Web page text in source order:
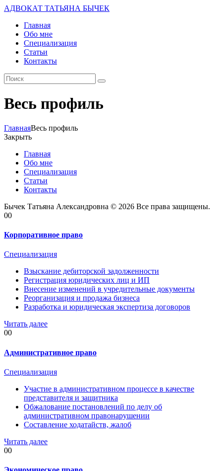
АДВОКАТ ТАТЬЯНА БЫЧЕК
Главная
Обо мне
Специализация
Статьи
Контакты
Весь профиль
ГлавнаяВесь профиль
Закрыть
Главная
Обо мне
Специализация
Статьи
Контакты
Бычек Татьяна Александровна © 2026 Все права защищены.
00
Корпоративное право
Специализация
Взыскание дебиторской задолженности
Регистрация юридических лиц и ИП
Внесение изменений в учредительные документы
Реорганизация и продажа бизнеса
Разработка и юридическая экспертиза договоров
Читать далее
00
Административное право
Специализация
Участие в административном процессе в качестве
представителя и защитника
Обжалование постановлений по делу об
административном правонарушении
Составление ходатайств, жалоб
Читать далее
00